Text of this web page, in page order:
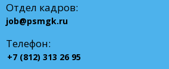
Отдел кадров:
job@psmgk.ru
Телефон:
+7 (812) 313 26 95